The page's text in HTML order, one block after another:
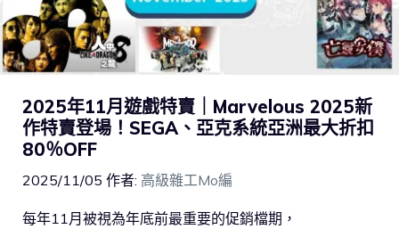
2025年11月遊戲特賣｜Marvelous 2025新
作特賣登場！SEGA、亞克系統亞洲最大折扣
80％OFF
2025/11/05 作者: 高級雜工Mo編
每年11月被視為年底前最重要的促銷檔期，